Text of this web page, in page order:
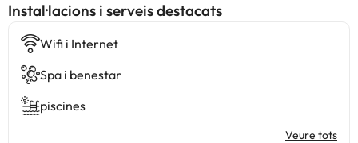
Instal·lacions i serveis destacats
Wifi i Internet
Spa i benestar
piscines
Veure tots